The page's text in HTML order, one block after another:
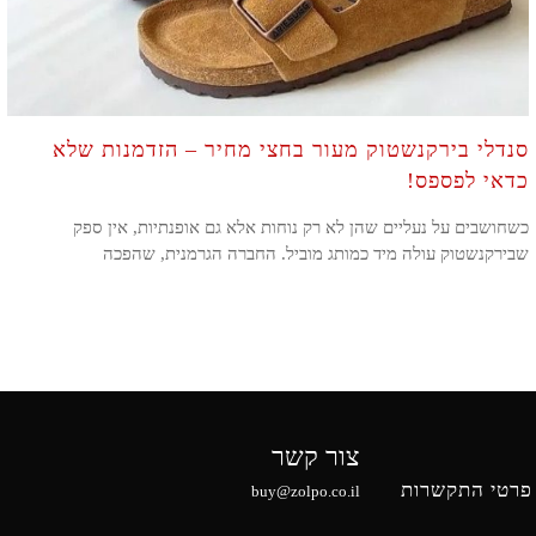
סנדלי בירקנשטוק מעור בחצי מחיר – הזדמנות שלא
כדאי לפספס!
כשחושבים על נעליים שהן לא רק נוחות אלא גם אופנתיות, אין ספק
שבירקנשטוק עולה מיד כמותג מוביל. החברה הגרמנית, שהפכה
פרטי התקשרות
צור קשר
buy@zolpo.co.il